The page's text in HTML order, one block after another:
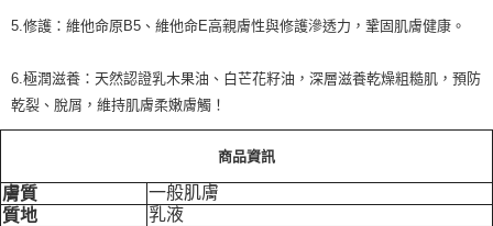
5.修護：維他命原B5、維他命E高親膚性與修護滲透力，鞏固肌膚健康。
6.極潤滋養：天然認證乳木果油、白芒花籽油，深層滋養乾燥粗糙肌，預防
乾裂、脫屑，維持肌膚柔嫩膚觸！
商品資訊
膚質
一般肌膚
質地
乳液